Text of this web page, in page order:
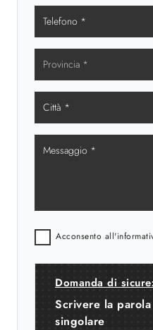
Acconsento
Domanda di
Scrivere la
singolare